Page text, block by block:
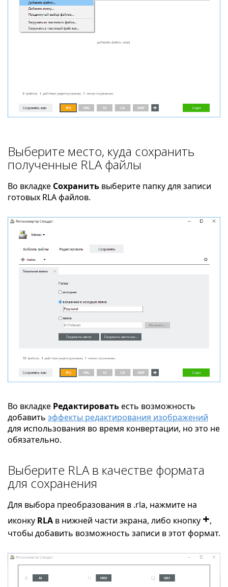
Выберите место, куда сохранить
полученные RLA файлы
Во вкладке Сохранить выберите папку для записи
готовых RLA файлов.
Во вкладке Редактироватьесть возможность
добавить эффекты редактирования изображений
для использования во время конвертации, но это не
обязательно.
Выберите RLA в качестве формата
для сохранения
Для выбора преобразования в .rla, нажмите на
иконку RLA в нижней части экрана, либо кнопку +,
чтобы добавить возможность записи в этот формат.